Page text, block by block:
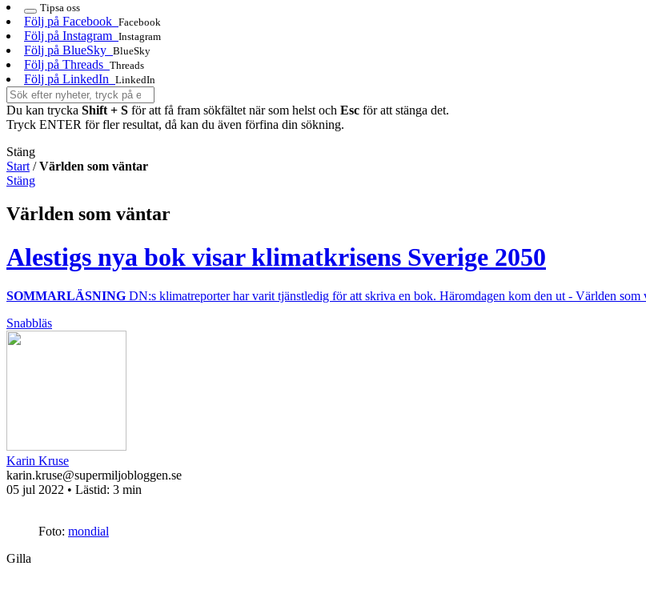
Tipsa oss
Följ på Facebook Facebook
Följ på Instagram Instagram
Följ på BlueSky BlueSky
Följ på Threads Threads
Följ på LinkedIn LinkedIn
Du kan trycka Shift + S för att få fram sökfältet när som helst och Esc för att stänga det.
Tryck ENTER för fler resultat, då kan du även förfina din sökning.
Stäng
Start /Världen som väntar
Stäng
Världen som väntar
Alestigs nya bok visar klimatkrisens Sverige 2050
SOMMARLÄSNING DN:s klimatreporter har varit tjänstledig för att skriva en bok. Häromdagen kom den ut - Världen som
Snabbläs
Karin Kruse
karin.kruse@supermiljobloggen.se
05 jul 2022 • Lästid: 3 min
Foto: mondial
Gilla